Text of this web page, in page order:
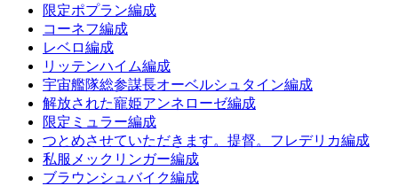
限定ポプラン編成
コーネフ編成
レベロ編成
リッテンハイム編成
宇宙艦隊総参謀長オーベルシュタイン編成
解放された寵姫アンネローゼ編成
限定ミュラー編成
つとめさせていただきます。提督。フレデリカ編成
私服メックリンガー編成
ブラウンシュバイク編成